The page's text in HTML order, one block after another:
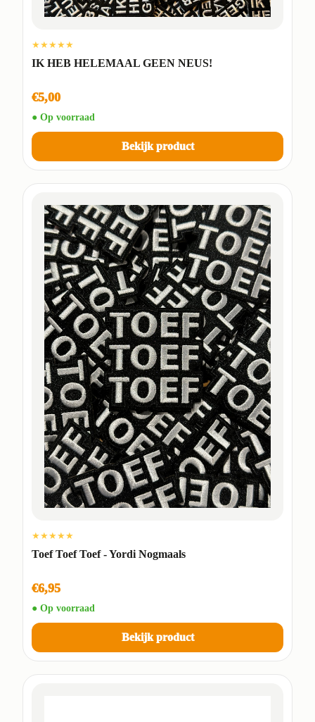
★★★★★
IK HEB HELEMAAL GEEN NEUS!
€5,00
● Op voorraad
Bekijk product
★★★★★
Toef Toef Toef - Yordi Nogmaals
€6,95
● Op voorraad
Bekijk product